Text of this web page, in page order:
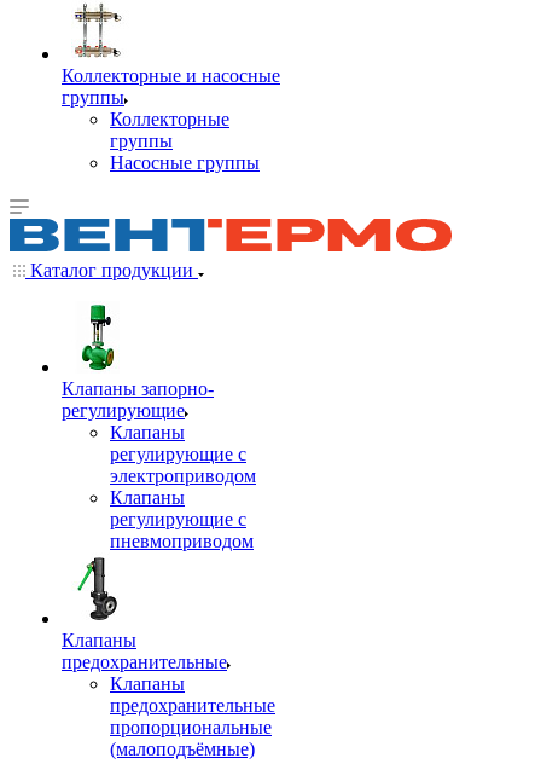
Коллекторные и насосные
группы
Коллекторные
группы
Насосные группы
Каталог продукции
Клапаны запорно-
регулирующие
Клапаны
регулирующие с
электроприводом
Клапаны
регулирующие с
пневмоприводом
Клапаны
предохранительные
Клапаны
предохранительные
пропорциональные
(малоподъёмные)